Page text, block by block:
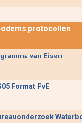
protocollen
van Eisen
Format PvE